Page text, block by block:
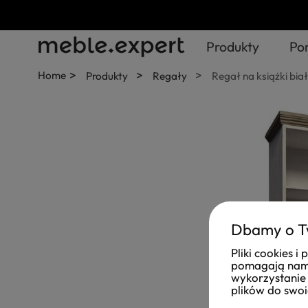
Produkty
Home > Produkty > Regały > Regał na książki
Dbamy o
Pliki cookies i
pomagają
wykorzystanie
plików do